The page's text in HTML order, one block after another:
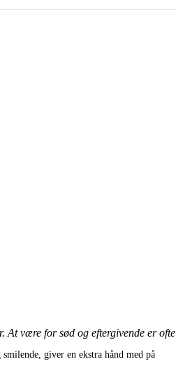
At være for sød og eftergivende er ofte
giver en ekstra hånd med på